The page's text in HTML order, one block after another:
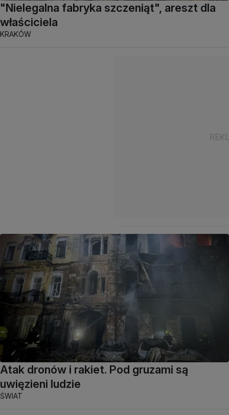
"Nielegalna fabryka szczeniąt", areszt dla
właściciela
KRAKÓW
Atak dronów i rakiet. Pod gruzami są
uwięzieni ludzie
ŚWIAT